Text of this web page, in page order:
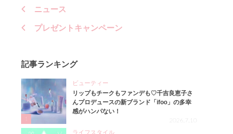
ニュース
プレゼントキャンペーン
記事ランキング
ビューティー
リップもチークもファンデも♡千吉良恵子さ
んプロデュースの新ブランド「ifoo」の多幸
感がハンパない！
2026.7.10
ライフスタイル